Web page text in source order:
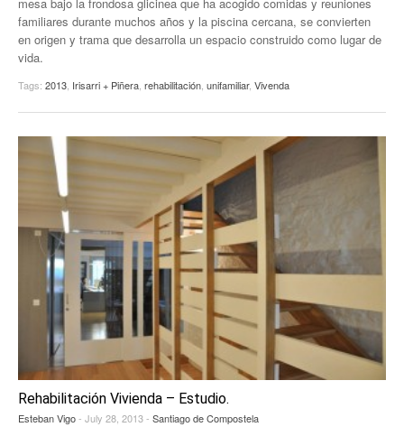
familiares durante muchos años y la piscina cercana, se convierten
en origen y trama que desarrolla un espacio construido como lugar de
vida.
Tags: 2013 Irisarri + Piñera rehabilitación unifamiliar, Vivenda
Rehabilitación Vivienda – Estudio.
Esteban Vigo- July 28, 2013 - Santiago de Compostela